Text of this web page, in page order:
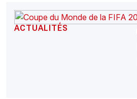
ACTUALITÉS